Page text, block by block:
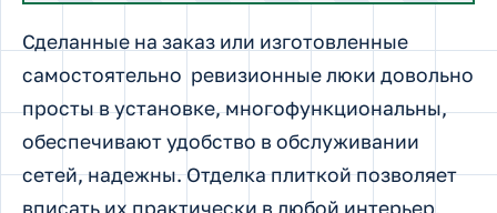
Сделанные на заказ или изготовленные
самостоятельно ревизионные люки довольно
просты в установке, многофункциональны,
обеспечивают удобство в обслуживании
сетей, надежны. Отделка плиткой позволяет
вписать их практически в любой интерьер,